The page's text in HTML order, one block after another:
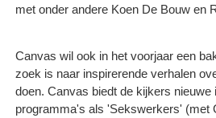
met onder andere Koen De Bouw en
Canvas wil ook in het voorjaar een
zoek is naar inspirerende verhalen
doen. Canvas biedt de kijkers nieuwe
programma's als 'Sekswerkers' (met